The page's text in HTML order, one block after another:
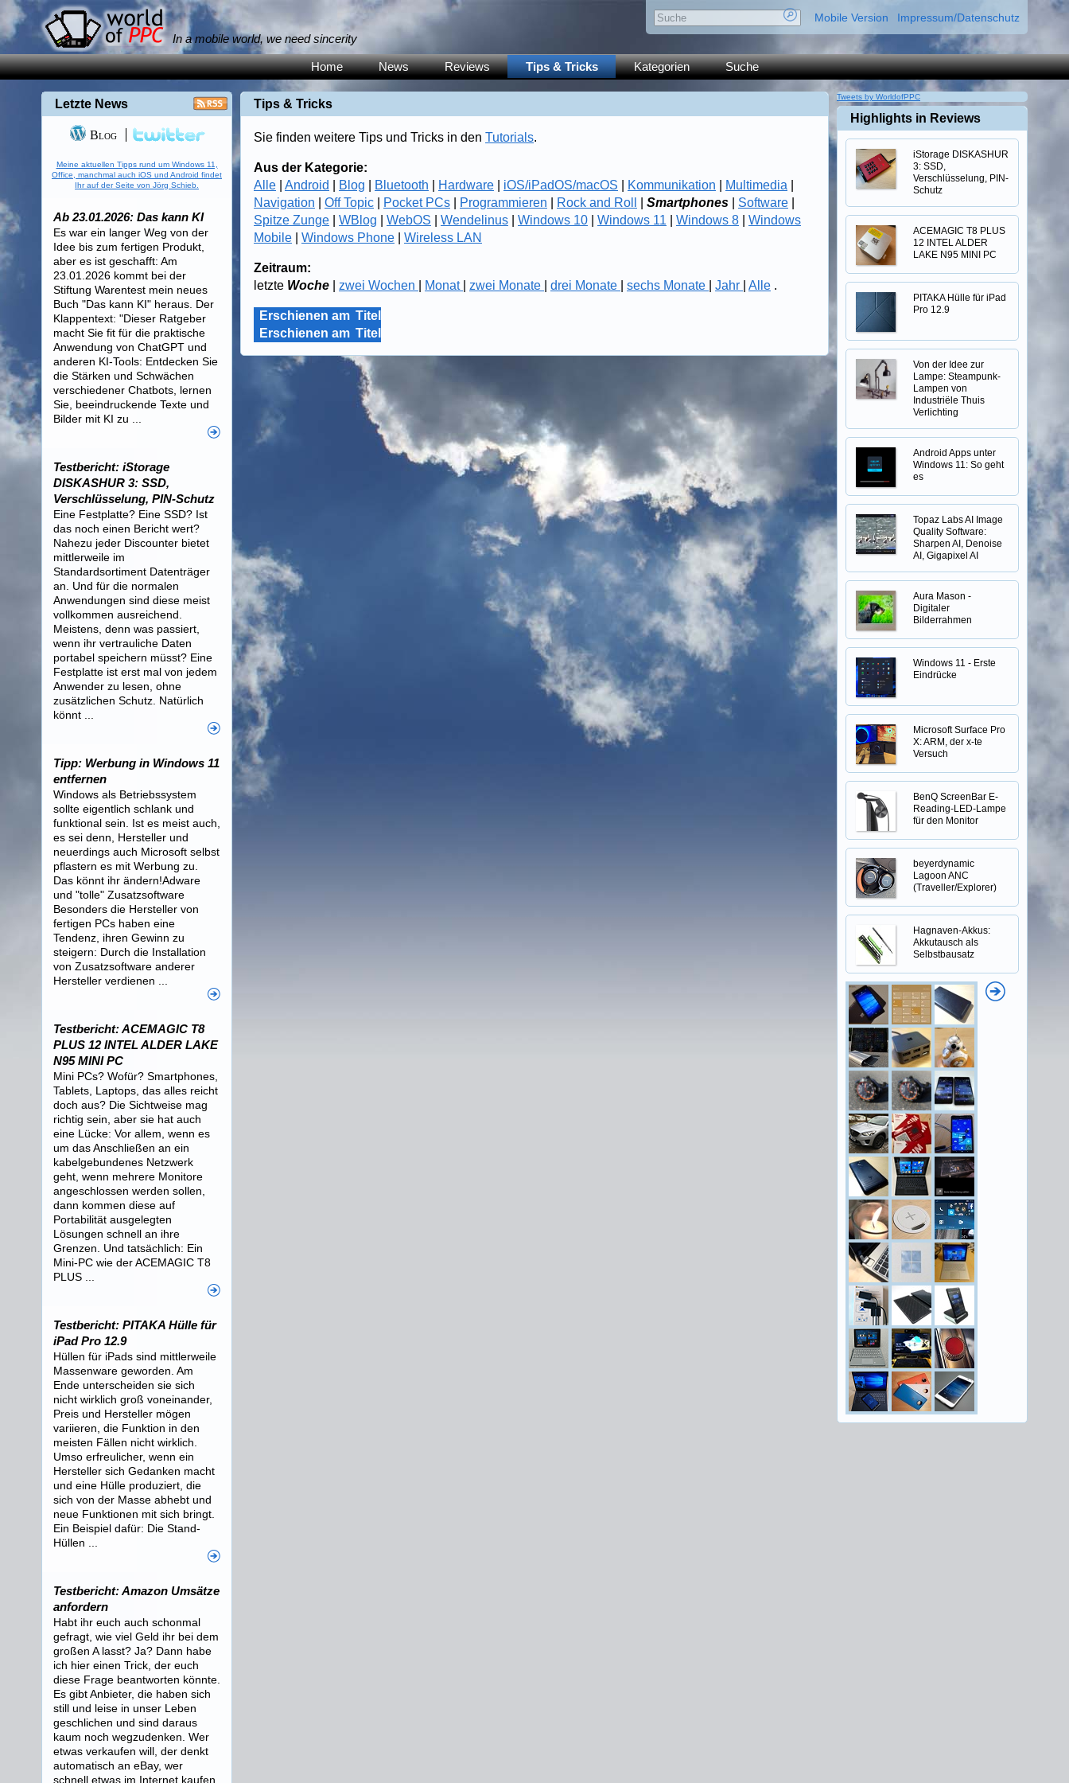
In a mobile world, we need sincerity
Mobile Version Impressum/Datenschutz
Home News Reviews Tips & Tricks Kategorien Suche
Tips & Tricks
Sie finden weitere Tips und Tricks in den Tutorials.
Aus der Kategorie:
Alle
Android Blog Bluetooth Hardware iOS/iPadOS/macOS Kommunikation Multimedia
Navigation
Off Topic Pocket PCs Programmieren Rock and Roll Smartphones Software
Spitze Zunge
WBlog WebOS Wendelinus Windows 10 Windows 11 Windows 8
Windows
Mobile
Windows Phone Wireless LAN
Zeitraum:
letzte Woche zwei Wochen Monat zwei Monate drei Monate sechs Monate Jahr Alle .
Erschienen am Titel
Erschienen am Titel
Letzte News
Blog
Meine aktuellen Tipps rund um Windows 11,
Office, manchmal auch iOS und Android findet
Ihr auf der Seite von Jörg Schieb.
Ab 23.01.2026: Das kann KI
Es war ein langer Weg von der
Idee bis zum fertigen Produkt,
aber es ist geschafft: Am
23.01.2026 kommt bei der
Stiftung Warentest mein neues
Buch "Das kann KI" heraus. Der
Klappentext: "Dieser Ratgeber
macht Sie fit für die praktische
Anwendung von ChatGPT und
anderen KI-Tools: Entdecken Sie
die Stärken und Schwächen
verschiedener Chatbots, lernen
Sie, beeindruckende Texte und
Bilder mit KI zu ...
Testbericht: iStorage
DISKASHUR 3: SSD,
Verschlüsselung, PIN-Schutz
Eine Festplatte? Eine SSD? Ist
das noch einen Bericht wert?
Nahezu jeder Discounter bietet
mittlerweile im
Standardsortiment Datenträger
an. Und für die normalen
Anwendungen sind diese meist
vollkommen ausreichend.
Meistens, denn was passiert,
wenn ihr vertrauliche Daten
portabel speichern müsst? Eine
Festplatte ist erst mal von jedem
Anwender zu lesen, ohne
zusätzlichen Schutz. Natürlich
könnt ...
Tipp: Werbung in Windows 11
entfernen
Windows als Betriebssystem
sollte eigentlich schlank und
funktional sein. Ist es meist auch,
es sei denn, Hersteller und
neuerdings auch Microsoft selbst
pflastern es mit Werbung zu.
Das könnt ihr ändern!Adware
und "tolle" Zusatzsoftware
Besonders die Hersteller von
fertigen PCs haben eine
Tendenz, ihren Gewinn zu
steigern: Durch die Installation
von Zusatzsoftware anderer
Hersteller verdienen ...
Testbericht: ACEMAGIC T8
PLUS 12 INTEL ALDER LAKE
N95 MINI PC
Mini PCs? Wofür? Smartphones,
Tablets, Laptops, das alles reicht
doch aus? Die Sichtweise mag
richtig sein, aber sie hat auch
eine Lücke: Vor allem, wenn es
um das Anschließen an ein
kabelgebundenes Netzwerk
geht, wenn mehrere Monitore
angeschlossen werden sollen,
dann kommen diese auf
Portabilität ausgelegten
Lösungen schnell an ihre
Grenzen. Und tatsächlich: Ein
Mini-PC wie der ACEMAGIC T8
PLUS ...
Testbericht: PITAKA Hülle für
iPad Pro 12.9
Hüllen für iPads sind mittlerweile
Massenware geworden. Am
Ende unterscheiden sie sich
nicht wirklich groß voneinander,
Preis und Hersteller mögen
variieren, die Funktion in den
meisten Fällen nicht wirklich.
Umso erfreulicher, wenn ein
Hersteller sich Gedanken macht
und eine Hülle produziert, die
sich von der Masse abhebt und
neue Funktionen mit sich bringt.
Ein Beispiel dafür: Die Stand-
Hüllen ...
Testbericht: Amazon Umsätze
anfordern
Habt ihr euch auch schonmal
gefragt, wie viel Geld ihr bei dem
großen A lasst? Ja? Dann habe
ich hier einen Trick, der euch
diese Frage beantworten könnte.
Es gibt Anbieter, die haben sich
still und leise in unser Leben
geschlichen und sind daraus
kaum noch wegzudenken. Wer
etwas verkaufen will, der denkt
automatisch an eBay, wer
schnell etwas im Internet kaufen
Tweets by WorldofPPC
Highlights in Reviews
iStorage DISKASHUR
3: SSD,
Verschlüsselung, PIN-
Schutz
ACEMAGIC T8 PLUS
12 INTEL ALDER
LAKE N95 MINI PC
PITAKA Hülle für iPad
Pro 12.9
Von der Idee zur
Lampe: Steampunk-
Lampen von
Industriële Thuis
Verlichting
Android Apps unter
Windows 11: So geht
es
Topaz Labs AI Image
Quality Software:
Sharpen AI, Denoise
AI, Gigapixel AI
Aura Mason -
Digitaler
Bilderrahmen
Windows 11 - Erste
Eindrücke
Microsoft Surface Pro
X: ARM, der x-te
Versuch
BenQ ScreenBar E-
Reading-LED-Lampe
für den Monitor
beyerdynamic
Lagoon ANC
(Traveller/Explorer)
Hagnaven-Akkus:
Akkutausch als
Selbstbausatz